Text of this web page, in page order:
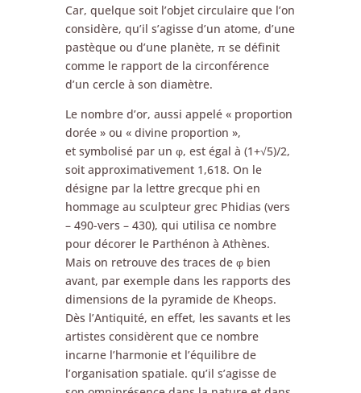
Car, quelque soit l’objet circulaire que l’on
considère, qu’il s’agisse d’un atome, d’une
pastèque ou d’une planète, π se définit
comme le rapport de la circonférence
d’un cercle à son diamètre.
Le nombre d’or, aussi appelé « proportion
dorée » ou « divine proportion »,
et symbolisé par un φ, est égal à (1+√5)/2,
soit approximativement 1,618. On le
désigne par la lettre grecque phi en
hommage au sculpteur grec Phidias (vers
– 490-vers – 430), qui utilisa ce nombre
pour décorer le Parthénon à Athènes.
Mais on retrouve des traces de φ bien
avant, par exemple dans les rapports des
dimensions de la pyramide de Kheops.
Dès l’Antiquité, en effet, les savants et les
artistes considèrent que ce nombre
incarne l’harmonie et l’équilibre de
l’organisation spatiale. qu’il s’agisse de